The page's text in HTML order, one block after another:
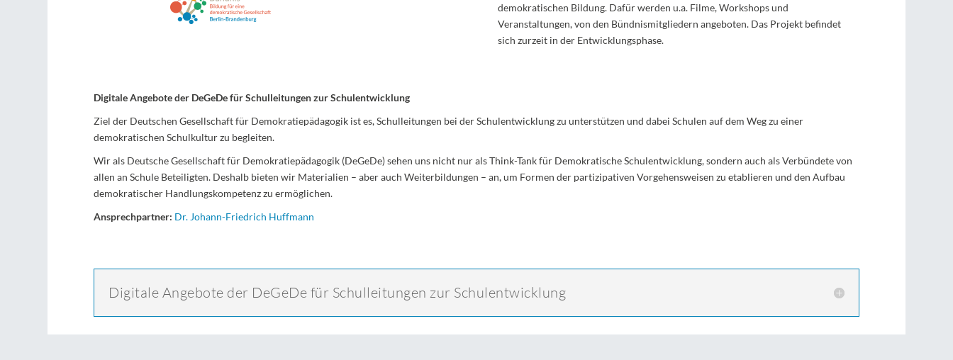
demokratischen Bildung. Dafür werden u.a. Filme, Workshops und
Veranstaltungen, von den Bündnismitgliedern angeboten. Das Projekt befindet
sich zurzeit in der Entwicklungsphase.
Digitale Angebote der DeGeDe für Schulleitungen zur Schulentwicklung
Ziel der Deutschen Gesellschaft für Demokratiepädagogik ist es, Schulleitungen bei der Schulentwicklung zu unterstützen und dabei Schulen auf dem Weg zu einer
demokratischen Schulkultur zu begleiten.
Wir als Deutsche Gesellschaft für Demokratiepädagogik (DeGeDe) sehen uns nicht nur als Think-Tank für Demokratische Schulentwicklung, sondern auch als Verbündete von
allen an Schule Beteiligten. Deshalb bieten wir Materialien – aber auch Weiterbildungen – an, um Formen der partizipativen Vorgehensweisen zu etablieren und den Aufbau
demokratischer Handlungskompetenz zu ermöglichen.
Ansprechpartner: Dr. Johann-Friedrich Huffmann
Digitale Angebote der DeGeDe für Schulleitungen zur Schulentwicklung